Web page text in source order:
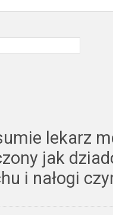
lekarz
jak
i nałogi